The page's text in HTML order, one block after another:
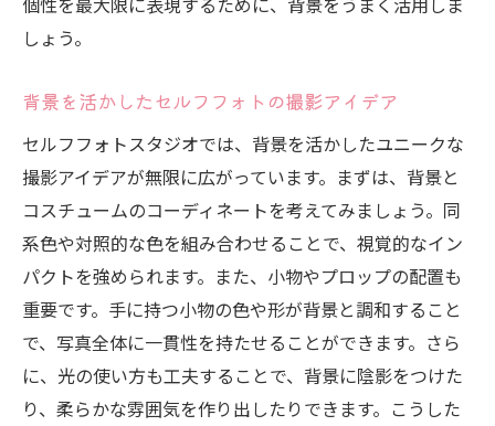
しょう。
背景を活かしたセルフフォトの撮影アイデア
セルフフォトスタジオでは、背景を活かしたユニークな
撮影アイデアが無限に広がっています。まずは、背景と
コスチュームのコーディネートを考えてみましょう。同
系色や対照的な色を組み合わせることで、視覚的なイン
パクトを強められます。また、小物やプロップの配置も
重要です。手に持つ小物の色や形が背景と調和すること
で、写真全体に一貫性を持たせることができます。さら
に、光の使い方も工夫することで、背景に陰影をつけた
り、柔らかな雰囲気を作り出したりできます。こうした